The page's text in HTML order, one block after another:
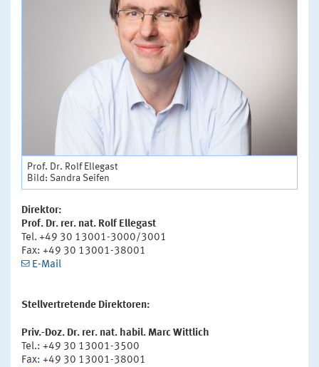
Prof. Dr. Rolf Ellegast
Bild: Sandra Seifen
Direktor:
Prof. Dr. rer. nat. Rolf Ellegast
Tel. +49 30 13001-3000/3001
Fax: +49 30 13001-38001
E-Mail
Stellvertretende Direktoren:
Priv.-Doz. Dr. rer. nat. habil. Marc Wittlich
Tel.: +49 30 13001-3500
Fax: +49 30 13001-38001